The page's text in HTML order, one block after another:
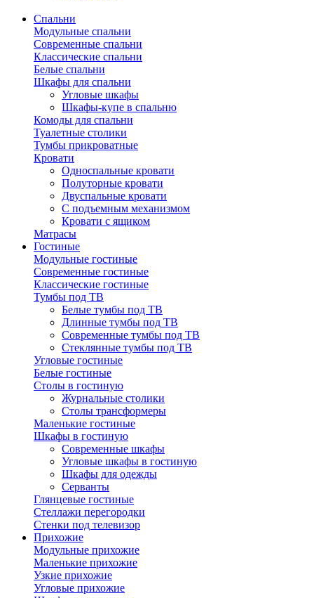
Спальни
Модульные спальни
Современные спальни
Классические спальни
Белые спальни
Шкафы для спальни
Угловые шкафы
Шкафы-купе в спальню
Комоды для спальни
Туалетные столики
Тумбы прикроватные
Кровати
Односпальные кровати
Полуторные кровати
Двуспальные кровати
С подъемным механизмом
Кровати с ящиком
Матрасы
Гостиные
Модульные гостиные
Современные гостиные
Классические гостиные
Тумбы под ТВ
Белые тумбы под ТВ
Длинные тумбы под ТВ
Современные тумбы под ТВ
Стеклянные тумбы под ТВ
Угловые гостиные
Белые гостиные
Столы в гостиную
Журнальные столики
Столы трансформеры
Маленькие гостиные
Шкафы в гостиную
Современные шкафы
Угловые шкафы в гостиную
Шкафы для одежды
Серванты
Глянцевые гостиные
Стеллажи перегородки
Стенки под телевизор
Прихожие
Модульные прихожие
Маленькие прихожие
Узкие прихожие
Угловые прихожие